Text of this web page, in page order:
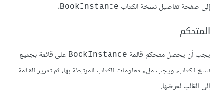
إلى صفحة تفاصيل نسخة الكتاب BookInstance
.
المتحكم
يجب أن يحصل متحكم قائمة BookInstance على قائمة بجميع
نسخ الكتاب، ويجب ملء معلومات الكتاب المرتبطة بها، ثم تمرير القائمة
إلى القالب لعرضها.